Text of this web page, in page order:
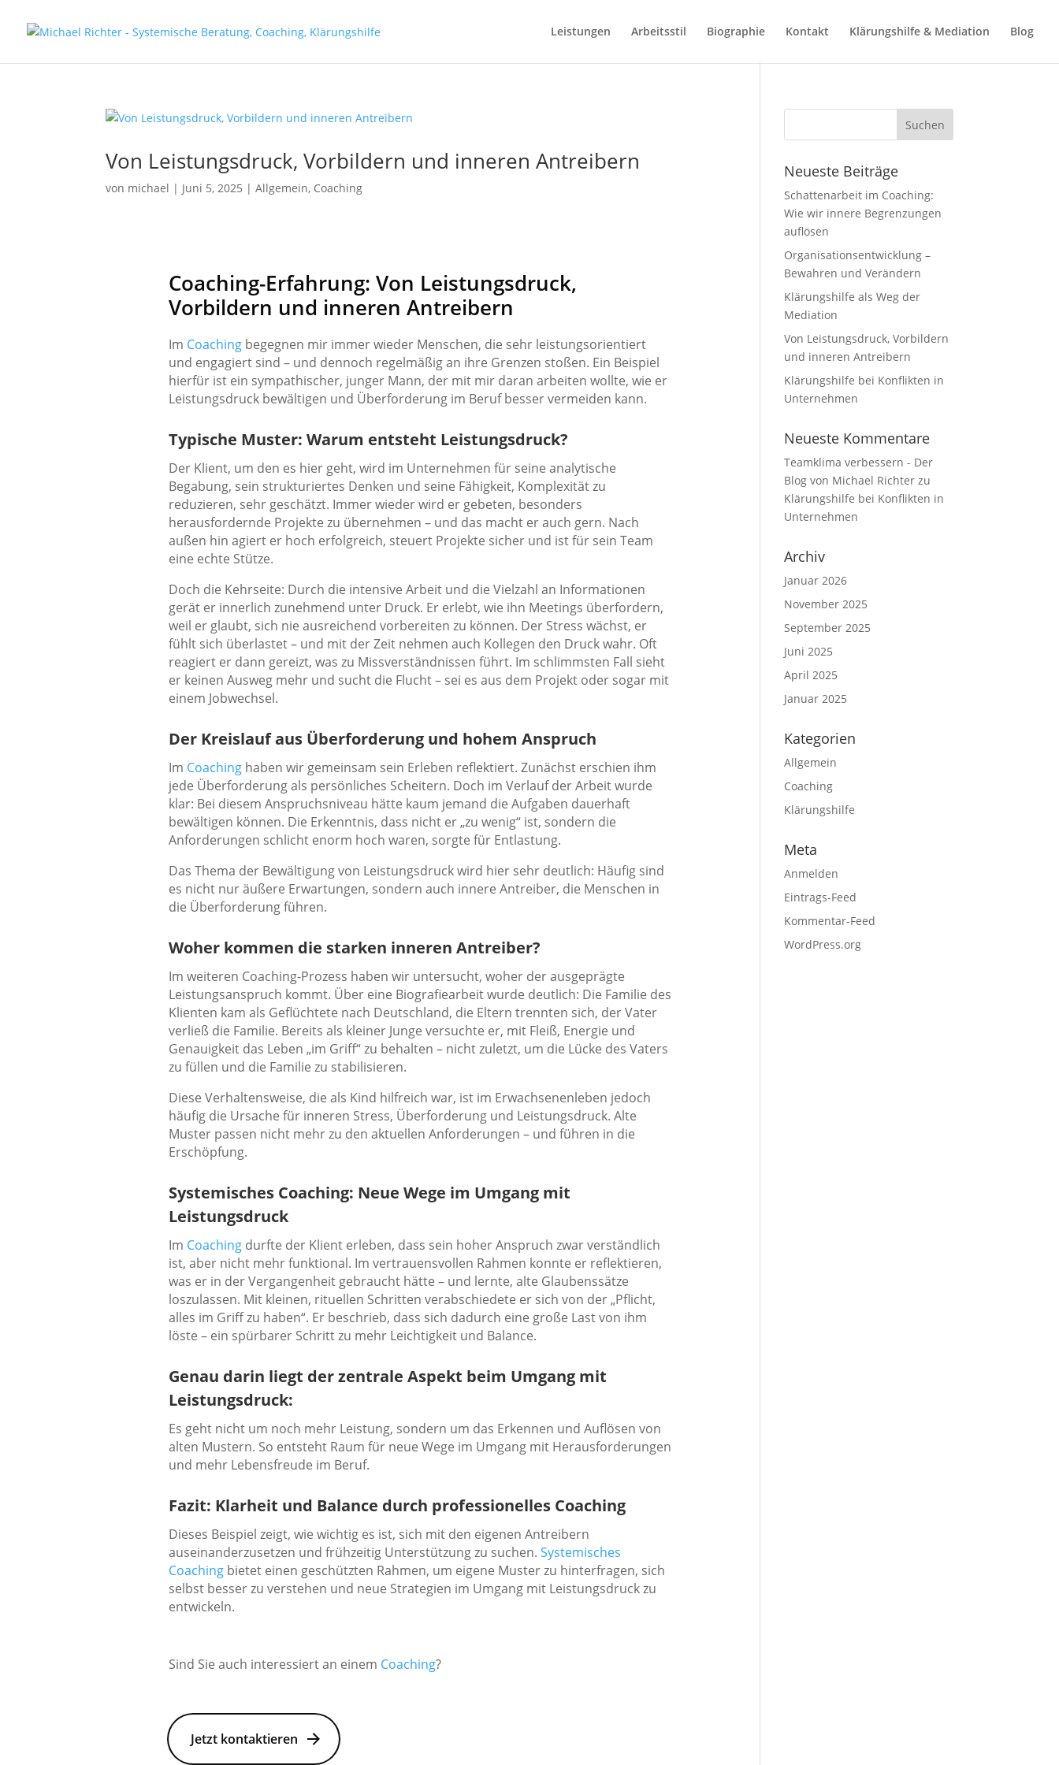
Leistungen Arbeitsstil Biographie Kontakt Klärungshilfe & Mediation Blog
Von Leistungsdruck, Vorbildern und inneren Antreibern
von michael | Juni 5, 2025 | Allgemein, Coaching
Coaching-Erfahrung: Von Leistungsdruck,
Vorbildern und inneren Antreibern
Im Coaching begegnen mir immer wieder Menschen, die sehr leistungsorientiert
und engagiert sind – und dennoch regelmäßig an ihre Grenzen stoßen. Ein Beispiel
hierfür ist ein sympathischer, junger Mann, der mit mir daran arbeiten wollte, wie er
Leistungsdruck bewältigen und Überforderung im Beruf besser vermeiden kann.
Typische Muster: Warum entsteht Leistungsdruck?
Der Klient, um den es hier geht, wird im Unternehmen für seine analytische
Begabung, sein strukturiertes Denken und seine Fähigkeit, Komplexität zu
reduzieren, sehr geschätzt. Immer wieder wird er gebeten, besonders
herausfordernde Projekte zu übernehmen – und das macht er auch gern. Nach
außen hin agiert er hoch erfolgreich, steuert Projekte sicher und ist für sein Team
eine echte Stütze.
Doch die Kehrseite: Durch die intensive Arbeit und die Vielzahl an Informationen
gerät er innerlich zunehmend unter Druck. Er erlebt, wie ihn Meetings überfordern,
weil er glaubt, sich nie ausreichend vorbereiten zu können. Der Stress wächst, er
fühlt sich überlastet – und mit der Zeit nehmen auch Kollegen den Druck wahr. Oft
reagiert er dann gereizt, was zu Missverständnissen führt. Im schlimmsten Fall sieht
er keinen Ausweg mehr und sucht die Flucht – sei es aus dem Projekt oder sogar mit
einem Jobwechsel.
Der Kreislauf aus Überforderung und hohem Anspruch
Im Coaching haben wir gemeinsam sein Erleben reflektiert. Zunächst erschien ihm
jede Überforderung als persönliches Scheitern. Doch im Verlauf der Arbeit wurde
klar: Bei diesem Anspruchsniveau hätte kaum jemand die Aufgaben dauerhaft
bewältigen können. Die Erkenntnis, dass nicht er „zu wenig“ ist, sondern die
Anforderungen schlicht enorm hoch waren, sorgte für Entlastung.
Das Thema der Bewältigung von Leistungsdruck wird hier sehr deutlich: Häufig sind
es nicht nur äußere Erwartungen, sondern auch innere Antreiber, die Menschen in
die Überforderung führen.
Woher kommen die starken inneren Antreiber?
Im weiteren Coaching-Prozess haben wir untersucht, woher der ausgeprägte
Leistungsanspruch kommt. Über eine Biografiearbeit wurde deutlich: Die Familie des
Klienten kam als Geflüchtete nach Deutschland, die Eltern trennten sich, der Vater
verließ die Familie. Bereits als kleiner Junge versuchte er, mit Fleiß, Energie und
Genauigkeit das Leben „im Griff“ zu behalten – nicht zuletzt, um die Lücke des Vaters
zu füllen und die Familie zu stabilisieren.
Diese Verhaltensweise, die als Kind hilfreich war, ist im Erwachsenenleben jedoch
häufig die Ursache für inneren Stress, Überforderung und Leistungsdruck. Alte
Muster passen nicht mehr zu den aktuellen Anforderungen – und führen in die
Erschöpfung.
Systemisches Coaching: Neue Wege im Umgang mit
Leistungsdruck
Im Coaching durfte der Klient erleben, dass sein hoher Anspruch zwar verständlich
ist, aber nicht mehr funktional. Im vertrauensvollen Rahmen konnte er reflektieren,
was er in der Vergangenheit gebraucht hätte – und lernte, alte Glaubenssätze
loszulassen. Mit kleinen, rituellen Schritten verabschiedete er sich von der „Pflicht,
alles im Griff zu haben“. Er beschrieb, dass sich dadurch eine große Last von ihm
löste – ein spürbarer Schritt zu mehr Leichtigkeit und Balance.
Genau darin liegt der zentrale Aspekt beim Umgang mit
Leistungsdruck:
Es geht nicht um noch mehr Leistung, sondern um das Erkennen und Auflösen von
alten Mustern. So entsteht Raum für neue Wege im Umgang mit Herausforderungen
und mehr Lebensfreude im Beruf.
Fazit: Klarheit und Balance durch professionelles Coaching
Dieses Beispiel zeigt, wie wichtig es ist, sich mit den eigenen Antreibern
auseinanderzusetzen und frühzeitig Unterstützung zu suchen.Systemisches
Coaching bietet einen geschützten Rahmen, um eigene Muster zu hinterfragen, sich
selbst besser zu verstehen und neue Strategien im Umgang mit Leistungsdruck zu
entwickeln.
Sind Sie auch interessiert an einem Coaching?
Jetzt kontaktieren
Neueste Beiträge
Schattenarbeit im Coaching:
Wie wir innere Begrenzungen
auflösen
Organisationsentwicklung –
Bewahren und Verändern
Klärungshilfe als Weg der
Mediation
Von Leistungsdruck, Vorbildern
und inneren Antreibern
Klärungshilfe bei Konflikten in
Unternehmen
Neueste Kommentare
Teamklima verbessern - Der
Blog von Michael Richterzu
Klärungshilfe bei Konflikten in
Unternehmen
Archiv
Januar 2026
November 2025
September 2025
Juni 2025
April 2025
Januar 2025
Kategorien
Allgemein
Coaching
Klärungshilfe
Meta
Anmelden
Eintrags-Feed
Kommentar-Feed
WordPress.org